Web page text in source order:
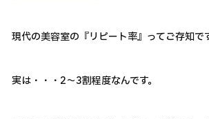
現代の美容室の『リピート率』ってご存知で
実は・・・2～3割程度なんです。